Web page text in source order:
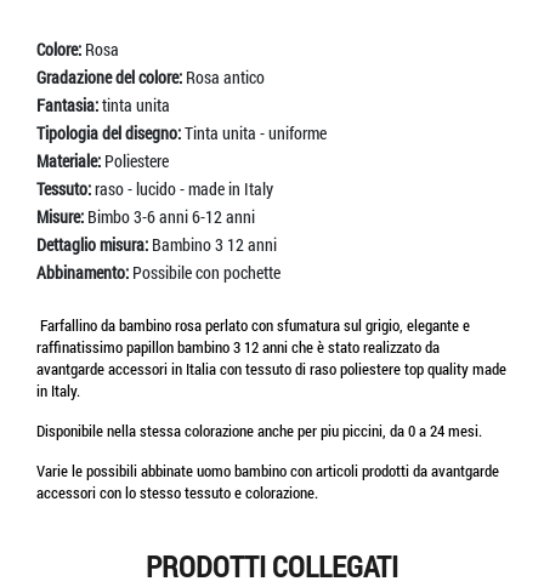
Colore: Rosa
Gradazione del colore: Rosa antico
Fantasia:tinta unita
Tipologia del disegno:Tinta unita - uniforme
Materiale: Poliestere
Tessuto:raso - lucido - made in Italy
Misure: Bimbo 3-6 anni 6-12 anni
Dettaglio misura: Bambino 3 12 anni
Abbinamento: Possibile con pochette
Farfallino da bambino rosa perlato con sfumatura sul grigio, elegante e
raffinatissimo papillon bambino 3 12 anni che è stato realizzato da
avantgarde accessori in Italia con tessuto di raso poliestere top quality made
in Italy.
Disponibile nella stessa colorazione anche per piu piccini, da 0 a 24 mesi.
Varie le possibili abbinate uomo bambino con articoli prodotti da avantgarde
accessori con lo stesso tessuto e colorazione.
PRODOTTI COLLEGATI